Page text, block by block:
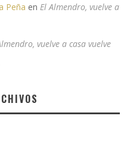
Peña en El Almendro, vuelve a
vuelve a casa vuelve